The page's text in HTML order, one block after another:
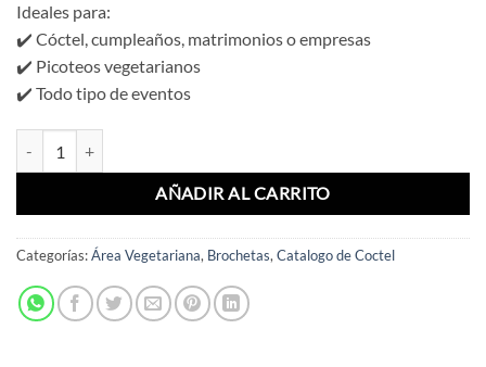
Ideales para:
✔️ Cóctel, cumpleaños, matrimonios o empresas
✔️ Picoteos vegetarianos
✔️ Todo tipo de eventos
AÑADIR AL CARRITO
Categorías:Área Vegetariana, Brochetas, Catalogo de Coctel